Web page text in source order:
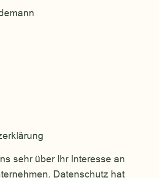
sehr über Ihr Interesse an
Datenschutz hat